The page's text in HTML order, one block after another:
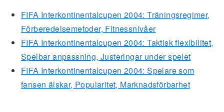
FIFA Interkontinentalcupen 2004: Träningsregimer,
Förberedelsemetoder, Fitnessnivåer
FIFA Interkontinentalcupen 2004: Taktisk flexibilitet,
Spelbar anpassning, Justeringar under spelet
FIFA Interkontinentalcupen 2004: Spelare som
fansen älskar, Popularitet, Marknadsförbarhet